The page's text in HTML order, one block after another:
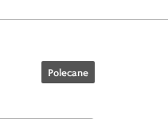
Polecane